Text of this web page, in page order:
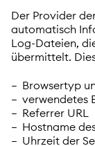
Der Provider
automatisch
Log-Dateien,
übermittelt.
Browsertyp
verwendetes
Referrer URL
Hostname
Uhrzeit der